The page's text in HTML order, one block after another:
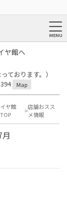
ヤ館へ
ております。）
Map
ヤ館
店舗おスス
メ情報